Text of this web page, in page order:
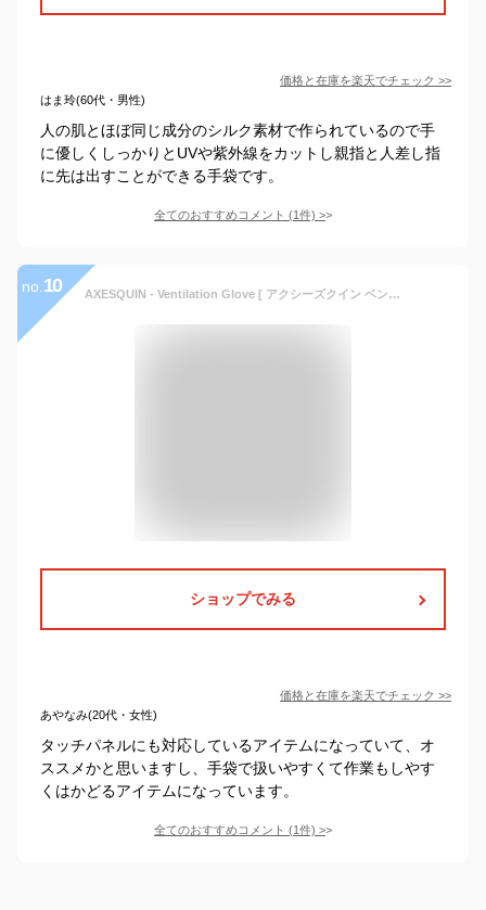
価格と在庫を楽天でチェック >>
はま玲(60代・男性)
人の肌とほぼ同じ成分のシルク素材で作られているので手
に優しくしっかりとUVや紫外線をカットし親指と人差し指
に先は出すことができる手袋です。
全てのおすすめコメント (1件) >
no. 10 AXESQUIN - Ventilation Glove [ アクシーズクイン ベンチレーション グローブ メンズ＆レディース 登山・ハイキング メッシュ UVカット タッチパネル対応 手袋 UV Mesh Glove ]
ショップでみる
価格と在庫を楽天でチェック >>
あやなみ(20代・女性)
タッチパネルにも対応しているアイテムになっていて、オ
ススメかと思いますし、手袋で扱いやすくて作業もしやす
くはかどるアイテムになっています。
全てのおすすめコメント (1件) >